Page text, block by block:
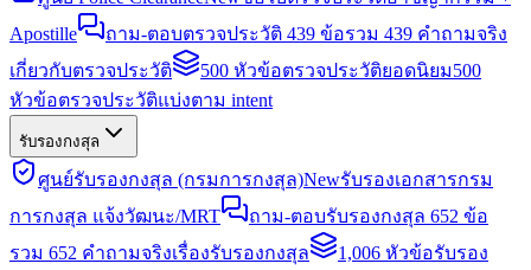
Apostille
ถาม-ตอบตรวจประวัติ 439 ข้อรวม 439 คำถามจริง
เกี่ยวกับตรวจประวัติ
500 หัวข้อตรวจประวัติยอดนิยม500
หัวข้อตรวจประวัติแบ่งตาม intent
รับรองกงสุล
ศูนย์รับรองกงสุล (กรมการกงสุล)Newรับรองเอกสารกรม
การกงสุล แจ้งวัฒนะ/MRT
ถาม-ตอบรับรองกงสุล 652 ข้อ
รวม 652 คำถามจริงเรื่องรับรองกงสุล
1,006 หัวข้อรับรอง